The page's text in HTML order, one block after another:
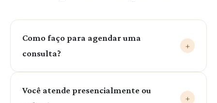
Como faço para agendar uma
consulta?
+
99999-0403. Será um prazer te ajudar!
Você atende presencialmente ou
+